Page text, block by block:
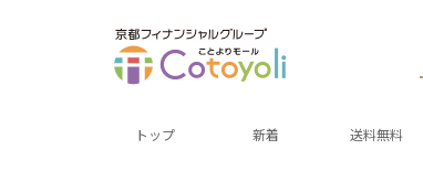
トップ 新着 送料無料